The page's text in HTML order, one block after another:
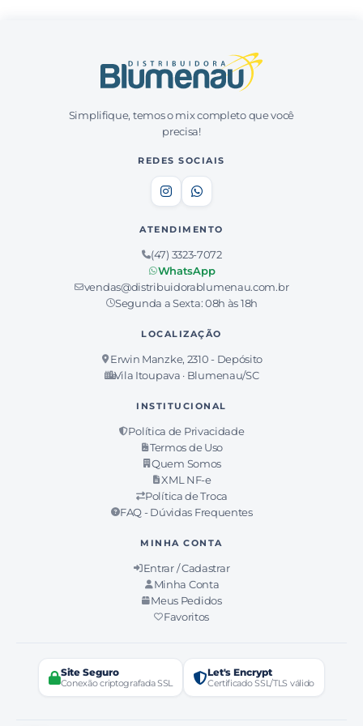
Simplifique, temos o mix completo que você
precisa!
REDES SOCIAIS
ATENDIMENTO
(47) 3323-7072
WhatsApp
vendas@distribuidorablumenau.com.br
Segunda a Sexta: 08h às 18h
LOCALIZAÇÃO
Erwin Manzke, 2310 - Depósito
Vila Itoupava · Blumenau/SC
INSTITUCIONAL
Política de Privacidade
Termos de Uso
Quem Somos
XML NF-e
Política de Troca
FAQ - Dúvidas Frequentes
MINHA CONTA
Entrar / Cadastrar
Minha Conta
Meus Pedidos
Favoritos
Site Seguro
Conexão criptografada SSL
Let's Encrypt
Certificado SSL/TLS válido